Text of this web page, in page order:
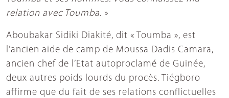
relation avec Toumba. »
Aboubakar Sidiki Diakité, dit « Toumba », est
l’ancien aide de camp de Moussa Dadis Camara,
ancien chef de l’Etat autoproclamé de Guinée,
deux autres poids lourds du procès. Tiégboro
affirme que du fait de ses relations conflictuelles